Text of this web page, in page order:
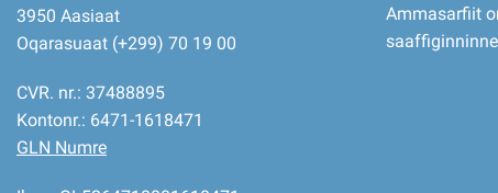
3950 Aasiaat
Oqarasuaat (+299) 70 19 00
CVR. nr.: 37488895
Kontonr.: 6471-1618471
GLN Numre
Ammasarfiit